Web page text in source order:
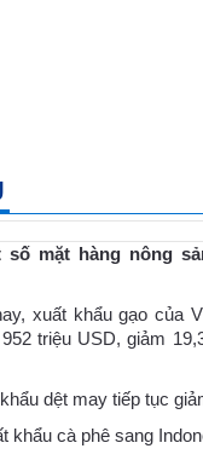
số mặt hàng nông
xuất khẩu gạo của
triệu USD, giảm
dệt may tiếp tục
khẩu cà phê sang